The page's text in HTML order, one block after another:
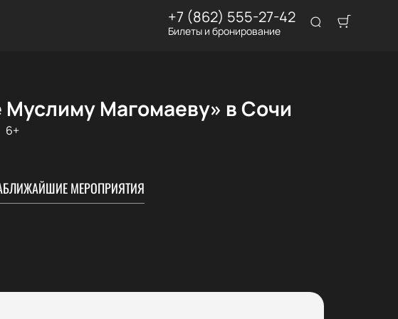
+7 (862) 555-27-42
Билеты и бронирование
Магомаеву» в Сочи
6+
БЛИЖАЙШИЕ МЕРОПРИЯТИЯ